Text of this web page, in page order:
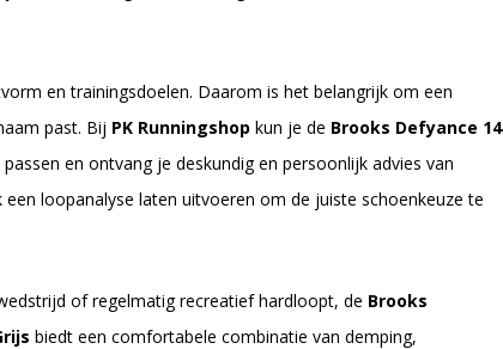
en trainingsdoelen. Daarom is het belangrijk om een
past. Bij PK Runningshop kun je de Brooks Defyance 14
en ontvang je deskundig en persoonlijk advies van
loopanalyse laten uitvoeren om de juiste schoenkeuze te
of regelmatig recreatief hardloopt, de Brooks
biedt een comfortabele combinatie van demping,